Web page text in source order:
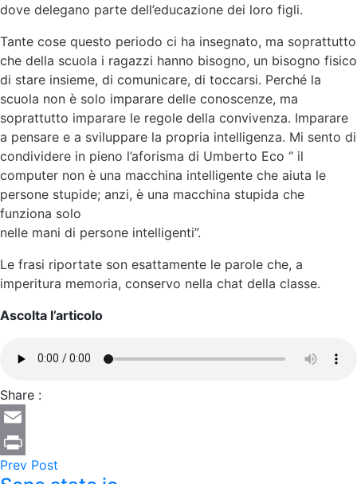
dove delegano parte dell’educazione dei loro figli.
Tante cose questo periodo ci ha insegnato, ma soprattutto
che della scuola i ragazzi hanno bisogno, un bisogno fisico
di stare insieme, di comunicare, di toccarsi. Perché la
scuola non è solo imparare delle conoscenze, ma
soprattutto imparare le regole della convivenza. Imparare
a pensare e a sviluppare la propria intelligenza. Mi sento di
condividere in pieno l’aforisma di Umberto Eco “ il
computer non è una macchina intelligente che aiuta le
persone stupide; anzi, è una macchina stupida che
funziona solo
nelle mani di persone intelligenti”.
Le frasi riportate son esattamente le parole che, a
imperitura memoria, conservo nella chat della classe.
Ascolta l’articolo
Share :
Email
Print
Prev Post